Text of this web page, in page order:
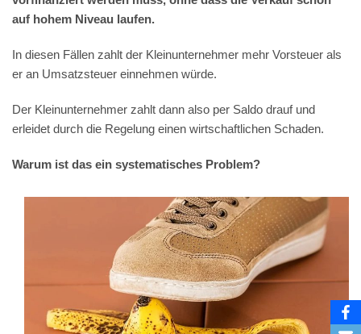
auf hohem Niveau laufen.
In diesen Fällen zahlt der Kleinunternehmer mehr Vorsteuer als
er an Umsatzsteuer einnehmen würde.
Der Kleinunternehmer zahlt dann also per Saldo drauf und
erleidet durch die Regelung einen wirtschaftlichen Schaden.
Warum ist das ein systematisches Problem?